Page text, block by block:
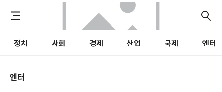
정치 사회 경제 산업 국제 엔터
엔터